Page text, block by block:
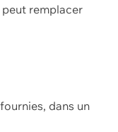
remplacer
dans un